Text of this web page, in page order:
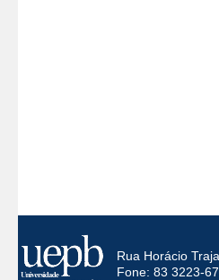
Rua Horácio
Fone: 83 3223-